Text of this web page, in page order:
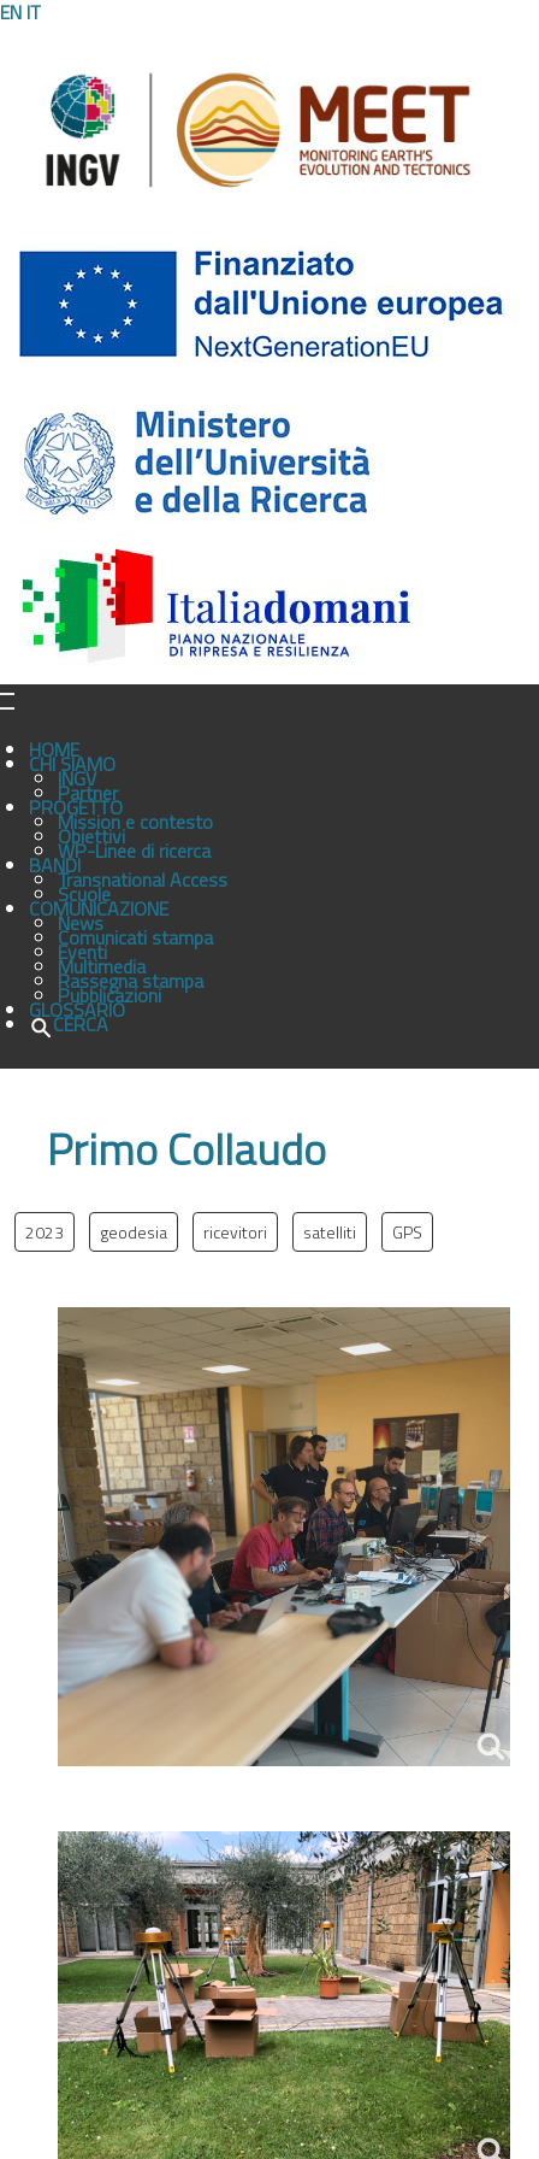
EN IT
HOME
CHI SIAMO
INGV
Partner
PROGETTO
Mission e contesto
Obiettivi
WP-Linee di ricerca
BANDITransnational Access
Scuole
COMUNICAZIONE
News
Comunicati stampa
Eventi
Multimedia
Rassegna stampa
Pubblicazioni
GLOSSARIO
CERCA
Primo Collaudo
2023 geodesia ricevitori satelliti GPS